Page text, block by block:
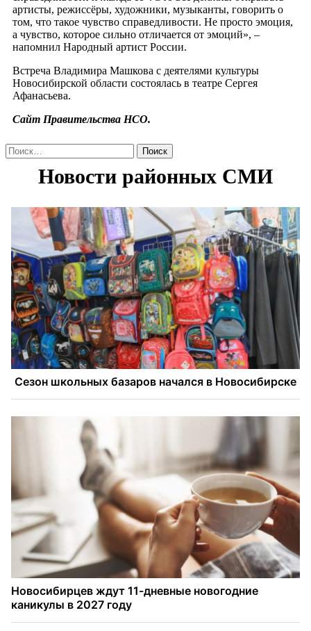
артисты, режиссёры, художники, музыканты, говорить о
том, что такое чувство справедливости. Не просто эмоция,
а чувство, которое сильно отличается от эмоций», –
напомнил Народный артист России.
Встреча Владимира Машкова с деятелями культуры
Новосибирской области состоялась в театре Сергея
Афанасьева.
Сайт Правительства НСО.
Найти: